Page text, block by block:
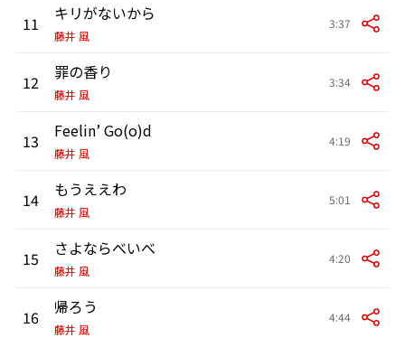
11 キリがないから
藤井 風
3:37
12 罪の香り
藤井 風
3:34
13 Feelin’ Go(o)d
藤井 風
4:19
14 もうええわ
藤井 風
5:01
15 さよならべいべ
藤井 風
4:20
16 帰ろう
藤井 風
4:44